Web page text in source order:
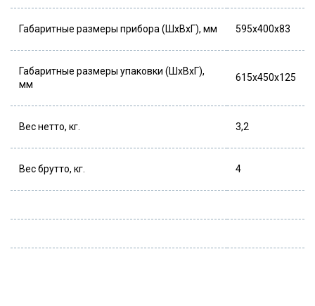
Габаритные размеры прибора (ШхВхГ), мм 595х400х83
Габаритные размеры упаковки (ШхВхГ),
мм
615х450х125
Вес нетто, кг. 3,2
Вес брутто, кг. 4